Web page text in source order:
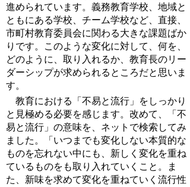
進められています。義務教育学校、地域と
ともにある学校、チーム学校など、直接、
市町村教育委員会に関わる大きな課題ばか
りです。このような変化に対して、何を、
どのように、取り入れるか、教育長のリー
ダーシップが求められるところだと思いま
す。
教育における「不易と流行」をしっかり
と見極める必要を感じます。改めて、「不
易と流行」の意味を、ネットで検索してみ
ました。「いつまでも変化しない本質的な
ものを忘れない中にも、新しく変化を重ね
ているものをも取り入れていくこと。ま
た、新味を求めて変化を重ねていく流行性